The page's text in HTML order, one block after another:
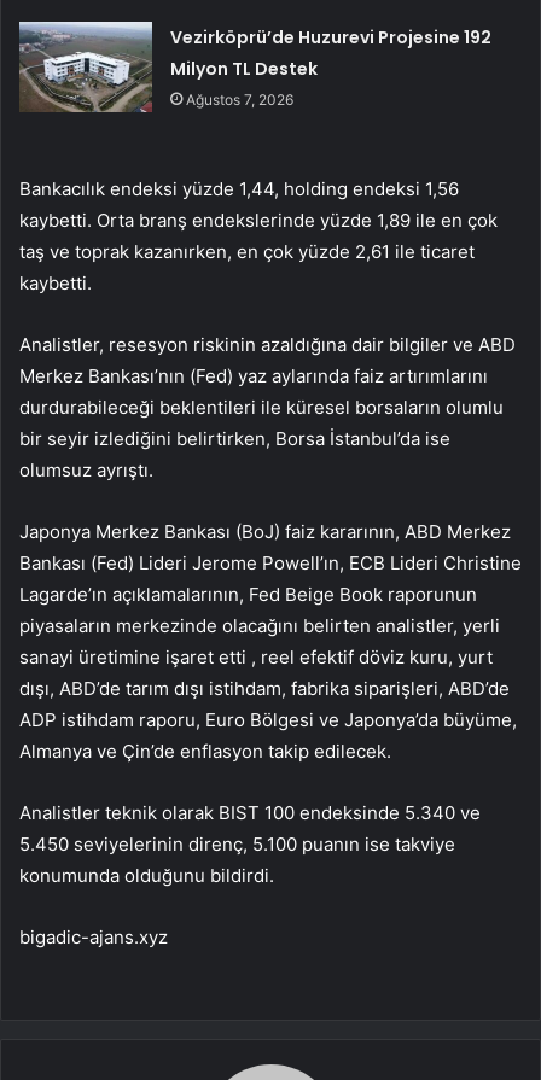
Vezirköprü’de Huzurevi Projesine 192
Milyon TL Destek
Ağustos 7, 2026
Bankacılık endeksi yüzde 1,44, holding endeksi 1,56
kaybetti. Orta branş endekslerinde yüzde 1,89 ile en çok
taş ve toprak kazanırken, en çok yüzde 2,61 ile ticaret
kaybetti.
Analistler, resesyon riskinin azaldığına dair bilgiler ve ABD
Merkez Bankası’nın (Fed) yaz aylarında faiz artırımlarını
durdurabileceği beklentileri ile küresel borsaların olumlu
bir seyir izlediğini belirtirken, Borsa İstanbul’da ise
olumsuz ayrıştı.
Japonya Merkez Bankası (BoJ) faiz kararının, ABD Merkez
Bankası (Fed) Lideri Jerome Powell’ın, ECB Lideri Christine
Lagarde’ın açıklamalarının, Fed Beige Book raporunun
piyasaların merkezinde olacağını belirten analistler, yerli
sanayi üretimine işaret etti , reel efektif döviz kuru, yurt
dışı, ABD’de tarım dışı istihdam, fabrika siparişleri, ABD’de
ADP istihdam raporu, Euro Bölgesi ve Japonya’da büyüme,
Almanya ve Çin’de enflasyon takip edilecek.
Analistler teknik olarak BIST 100 endeksinde 5.340 ve
5.450 seviyelerinin direnç, 5.100 puanın ise takviye
konumunda olduğunu bildirdi.
bigadic-ajans.xyz